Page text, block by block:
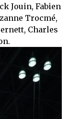
Jouin, Fabien
Trocmé,
Charles